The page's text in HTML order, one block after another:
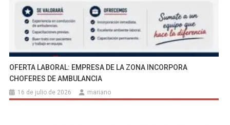
OFERTA LABORAL: EMPRESA DE LA ZONA INCORPORA
CHOFERES DE AMBULANCIA
16 de julio de 2026 mariano